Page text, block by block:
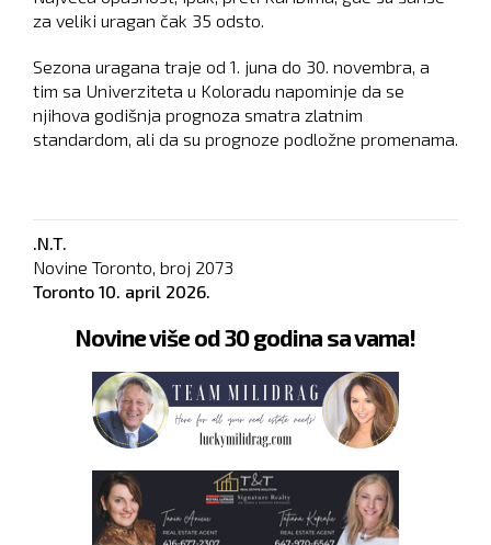
za veliki uragan čak 35 odsto.
Sezona uragana traje od 1. juna do 30. novembra, a
tim sa Univerziteta u Koloradu napominje da se
njihova godišnja prognoza smatra zlatnim
standardom, ali da su prognoze podložne promenama.
.N.T.
Novine Toronto, broj 2073
Toronto 10. april 2026.
Novine više od 30 godina sa vama!